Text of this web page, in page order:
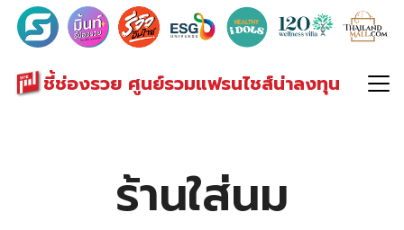
ชี้ช่องรวย ศูนย์รวมแฟรนไชส์น่าลงทุน
Search
for:
ร้านใส่นม